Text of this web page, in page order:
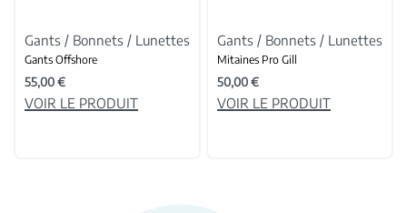
Gants / Bonnets / Lunettes
Gants Offshore
55,00€
VOIR LE PRODUIT
Gants / Bonnets / Lunettes
Mitaines Pro Gill
50,00€
VOIR LE PRODUIT